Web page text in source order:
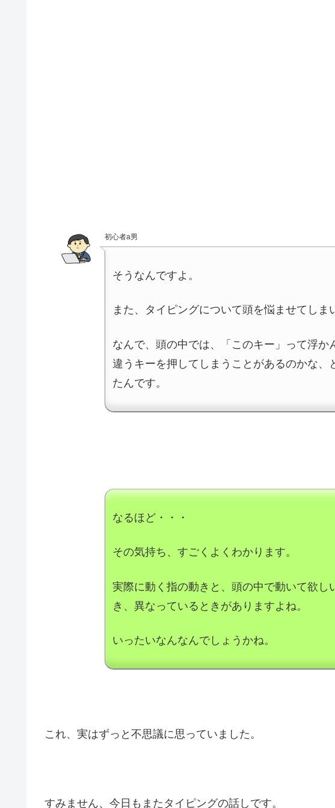
初心者a男
そうなんですよ。
また、タイピングについて頭を悩ませてしま
なんで、頭の中では、「このキー」って浮か
違うキーを押してしまうことがあるのかな、
たんです。
なるほど・・・
その気持ち、すごくよくわかります。
実際に動く指の動きと、頭の中で動いて欲し
き、異なっているときがありますよね。
いったいなんなんでしょうかね。
これ、実はずっと不思議に思っていました。
すみません、今日もまたタイピングの話しです。